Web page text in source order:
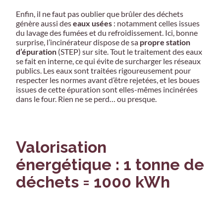
Enfin, il ne faut pas oublier que brûler des déchets
génère aussi deseaux usées : notamment celles issues
du lavage des fumées et du refroidissement. Ici, bonne
surprise, l’incinérateur dispose de sa propre station
d’épuration (STEP) sur site. Tout le traitement des eaux
se fait en interne, ce qui évite de surcharger les réseaux
publics. Les eaux sont traitées rigoureusement pour
respecter les normes avant d’être rejetées, et les boues
issues de cette épuration sont elles-mêmes incinérées
dans le four. Rien ne se perd… ou presque.
Valorisation
énergétique : 1 tonne de
déchets = 1000 kWh